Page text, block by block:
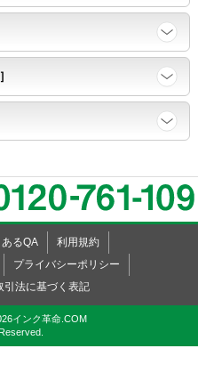
あるQA
利用規約
プライバシーポリシー
引法に基づく表記
インク革命.COM